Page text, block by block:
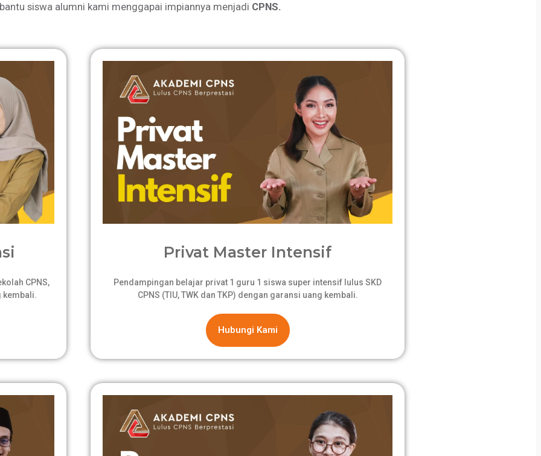
siswa alumni kami menggapai impiannya menjadi CPNS.
CPNS,
kembali.
Privat Master Intensif
Pendampingan belajar privat 1 guru 1 siswa super intensif lulus SKD
CPNS (TIU, TWK dan TKP) dengan garansi uang kembali.
Hubungi Kami